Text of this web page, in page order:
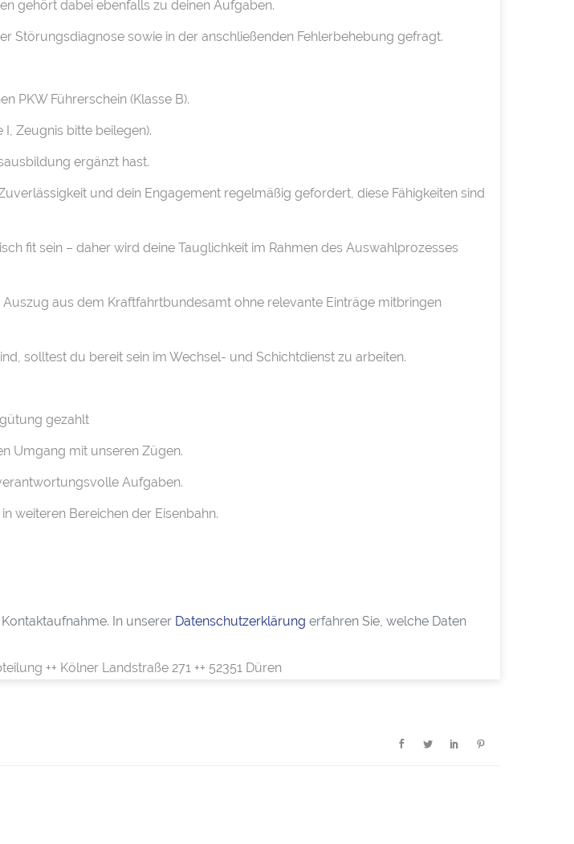
gehört dabei ebenfalls zu deinen Aufgaben.
Störungsdiagnose sowie in der anschließenden Fehlerbehebung gefragt.
PKW Führerschein (Klasse B).
Zeugnis bitte beilegen).
ergänzt hast.
und dein Engagement regelmäßig gefordert, diese Fähigkeiten sind
fit sein – daher wird deine Tauglichkeit im Rahmen des Auswahlprozesses
aus dem Kraftfahrtbundesamt ohne relevante Einträge mitbringen
solltest du bereit sein im Wechsel- und Schichtdienst zu arbeiten.
gezahlt
Umgang mit unseren Zügen.
Aufgaben.
weiteren Bereichen der Eisenbahn.
In unserer Datenschutzerklärung erfahren Sie, welche Daten
++ Kölner Landstraße 271 ++ 52351 Düren